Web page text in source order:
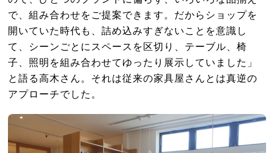
で、組み合わせをご提案できます。だからショップを
開いていた時代も、詰め込みすぎないことを意識し
て、シーンごとにスペースを区切り、テーブル、椅
子、照明を組み合わせてゆったり展示していました」
と語る高木さん。それは従来の家具屋さんとは真逆の
アプローチでした。